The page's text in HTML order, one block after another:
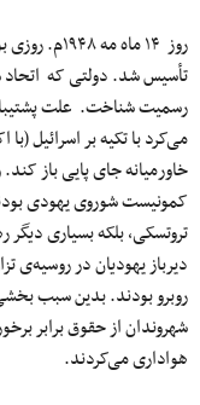
روز ۱۴ ماه
تأسیس شد. دولتی که اتحاد
رسمیت شناخت. علت
می‌کرد با تکیه بر اسرائیل
خاورمیانه جای پایی باز
کمونیست شوروی یهودی
تروتسکی، بلکه بسیاری
روبرو بودند. بدین سبب
شهروندان از حقوق برابر
هواداری می‌کردند.